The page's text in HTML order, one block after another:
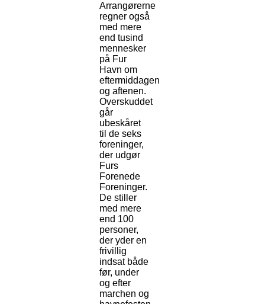
Arrangørerne
regner også
med mere
end tusind
mennesker
på Fur
Havn om
eftermiddagen
og aftenen.
Overskuddet
går
ubeskåret
til de seks
foreninger,
der udgør
Furs
Forenede
Foreninger.
De stiller
med mere
end 100
personer,
der yder en
frivillig
indsat både
før, under
og efter
marchen og